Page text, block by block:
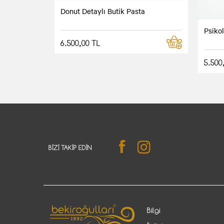
Donut Detaylı Butik Pasta
6.500,00 TL
BIZI TAKIP EDIN
Bilgi